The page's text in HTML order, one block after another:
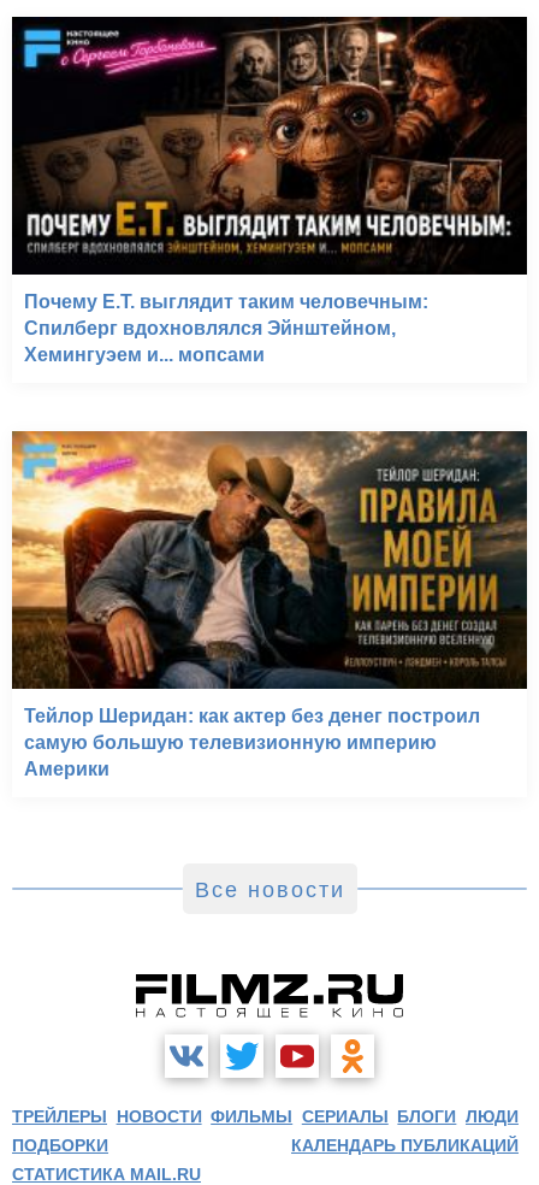
Почему E.T. выглядит таким человечным:
Спилберг вдохновлялся Эйнштейном,
Хемингуэем и... мопсами
Тейлор Шеридан: как актер без денег построил
самую большую телевизионную империю
Америки
Все новости
ТРЕЙЛЕРЫ НОВОСТИ ФИЛЬМЫ СЕРИАЛЫ БЛОГИ ЛЮДИ
ПОДБОРКИ
КАЛЕНДАРЬ ПУБЛИКАЦИЙ
СТАТИСТИКА MAIL.RU